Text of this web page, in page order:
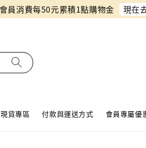
同月份預購單免費合併！只需付一筆
現貨專區 付款與運送方式 會員專屬優